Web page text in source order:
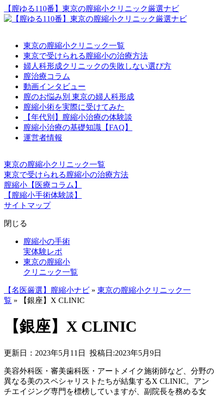
【膣ゆる110番】東京の膣縮小クリニック厳選ナビ
東京の膣縮小クリニック一覧
東京で受けられる膣縮小の治療方法
婦人科形成クリニックの失敗しない選び方
膣治療コラム
動画インタビュー
膣のお悩み別 東京の婦人科形成
膣縮小術を実際に受けてみた
【年代別】膣縮小治療の体験談
膣縮小治療の基礎知識【FAQ】
運営者情報
東京の膣縮小クリニック一覧
東京で受けられる膣縮小の治療方法
膣縮小【医療コラム】
【膣縮小手術体験談】
サイトマップ
閉じる
膣縮小の手術
実体験レポ
東京の膣縮小
クリニック一覧
【名医厳選】膣縮小ナビ » 東京の膣縮小クリニック一
覧 » 【銀座】X CLINIC
【銀座】X CLINIC
更新日：2023年5月11日 投稿日:2023年5月9日
美容外科医・審美歯科医・アートメイク施術師など、分野の
異なる美のスペシャリストたちが結集するX CLINIC。アン
チエイジング専門を標榜していますが、副院長を務める女